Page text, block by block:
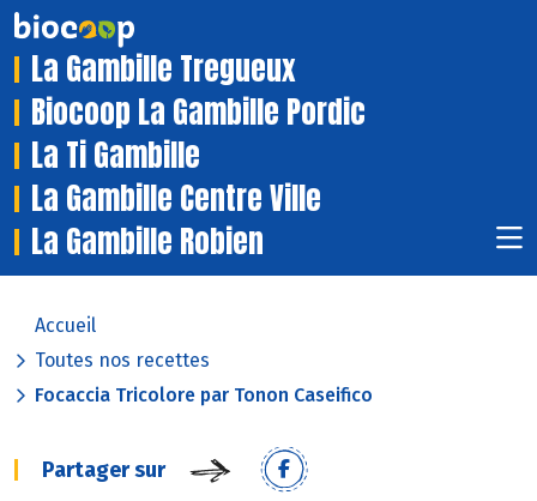
La Gambille Tregueux
Biocoop La Gambille Pordic
La Ti Gambille
La Gambille Centre Ville
La Gambille Robien
Accueil
Toutes nos recettes
Focaccia Tricolore par Tonon Caseifico
Partager sur